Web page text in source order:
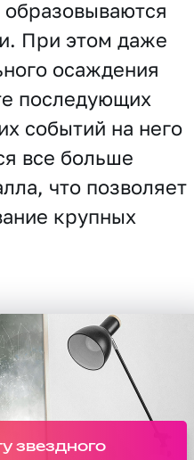
При этом даже
осаждения
последующих
событий на него
все больше
что позволяет
крупных
звездного